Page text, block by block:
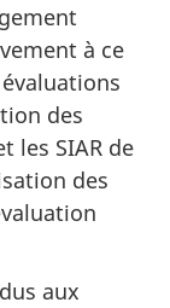
à ce
des
les SIAR de
des
aux